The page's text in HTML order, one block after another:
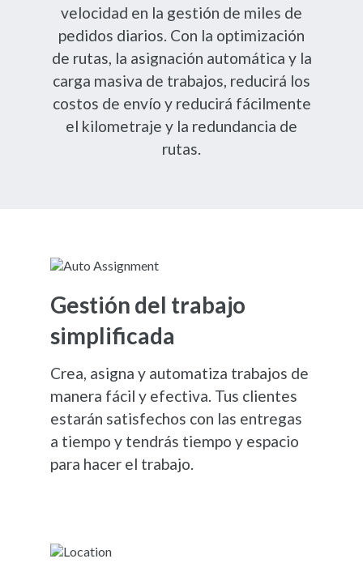
velocidad en la gestión de miles de
pedidos diarios. Con la optimización
de rutas, la asignación automática y la
carga masiva de trabajos, reducirá los
costos de envío y reducirá fácilmente
el kilometraje y la redundancia de
rutas.
Gestión del trabajo
simplificada
Crea, asigna y automatiza trabajos de
manera fácil y efectiva. Tus clientes
estarán satisfechos con las entregas
a tiempo y tendrás tiempo y espacio
para hacer el trabajo.